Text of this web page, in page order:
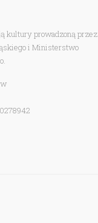
kultury prowadzoną przez
i Ministerstwo